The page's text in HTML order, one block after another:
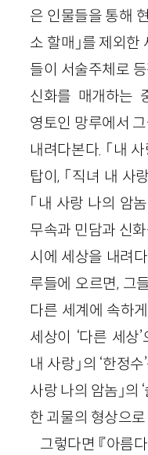
은 인물들을 통해
소 할매」를 제외한
들이 서술주체로
신화를 매개하는
영토인 망루에서
내려다본다. 「내
탑이, 「직녀 내 사
「내 사랑 나의 암
무속과 민담과 신
시에 세상을 내려
루들에 오르면, 그
다른 세계에 속하
세상이 ‘다른 세상
내 사랑」의 ‘한정
사랑 나의 암놈」의
한 괴물의 형상으
그렇다면 『아름